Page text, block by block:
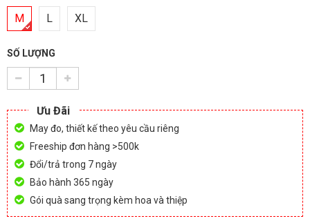
M L XL
SỐ LƯỢNG
Ưu Đãi
May đo, thiết kế theo yêu cầu riêng
Freeship đơn hàng >500k
Đổi/trả trong 7 ngày
Bảo hành 365 ngày
Gói quà sang trọng kèm hoa và thiệp